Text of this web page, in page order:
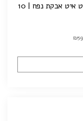
SCHWARZKOPF שוורצקופף אוסיס דאסט איט אבקת נפח | 10